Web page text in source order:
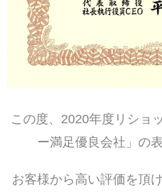
この度、2020年度リショ
ー満足優良会社」の
お客様から高い評価を頂